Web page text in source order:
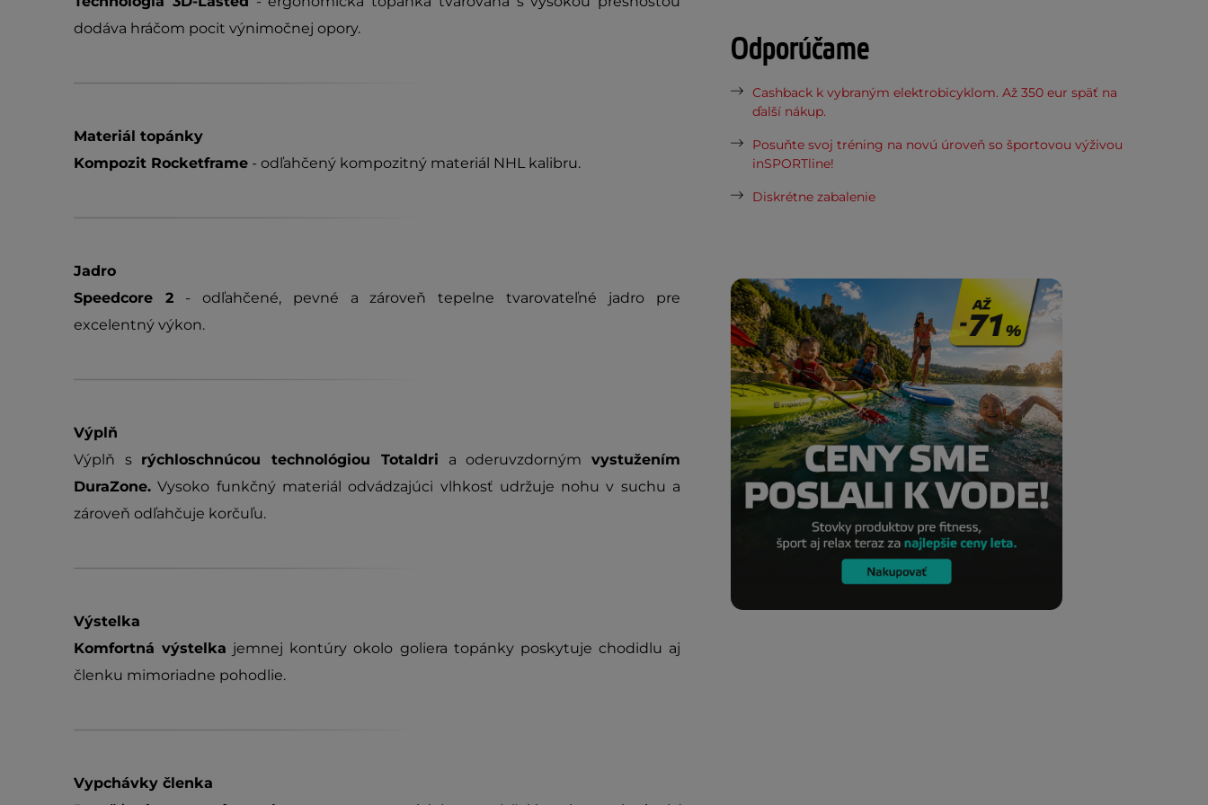
dodáva hráčom pocit výnimočnej opory.
Materiál topánky
Kompozit Rocketframe - odľahčený kompozitný materiál NHL kalibru.
Jadro
Speedcore 2- odľahčené, pevné a zároveň tepelne tvarovateľné jadro pre
excelentný výkon.
Výplň
Výplň s rýchloschnúcou technológiou Totaldri a oderuvzdornýmvystužením
DuraZone. Vysoko funkčný materiál odvádzajúci vlhkosť udržuje nohu v suchu a
zároveň odľahčuje korčuľu.
Výstelka
Komfortná výstelka jemnej kontúry okolo goliera topánky poskytuje chodidlu aj
členku mimoriadne pohodlie.
Vypchávky členka
Odporúčame
Cashback k vybraným elektrobicyklom. Až 350 eur späť na
ďalší nákup.
Posuňte svoj tréning na novú úroveň so športovou výživou
inSPORTline!
Diskrétne zabalenie